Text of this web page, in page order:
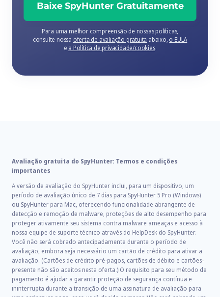
Baixe SpyHunter Gratuitamente
Para uma melhor compreensão de nossas políticas,
consulte nossa oferta de avaliação gratuita abaixo, o EULA
e a Política de privacidade/cookies.
Avaliação gratuita do SpyHunter: Termos e condições
importantes
A versão de avaliação do SpyHunter inclui, para um dispositivo, um
período de avaliação único de 7 dias para SpyHunter 5 Pro (Windows)
ou SpyHunter para Mac, oferecendo funcionalidade abrangente de
detecção e remoção de malware, proteções de alto desempenho para
proteger ativamente seu sistema contra malware ameaças e acesso à
nossa equipe de suporte técnico através do HelpDesk do SpyHunter.
Você não será cobrado antecipadamente durante o período de
avaliação, embora seja necessário um cartão de crédito para ativar a
avaliação. (Cartões de crédito pré-pagos, cartões de débito e cartões-
presente não são aceitos nesta oferta.) O requisito para seu método de
pagamento é ajudar a garantir proteção de segurança contínua e
ininterrupta durante a transição de uma assinatura de avaliação para